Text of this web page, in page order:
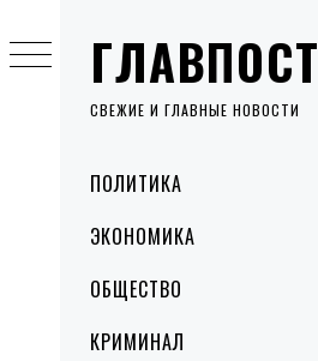
ГЛАВПОСТ
СВЕЖИЕ И ГЛАВНЫЕ НОВОСТИ
MenuПОЛИТИКА
ЭКОНОМИКА
ОБЩЕСТВО
КРИМИНАЛ
to
content